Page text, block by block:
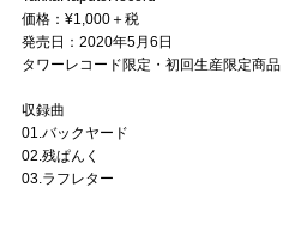
価格：¥1,000＋税
発売日：2020年5月6日
タワーレコード限定・初回生産限定商品
収録曲
01.バックヤード
02.残ぱんく
03.ラフレター